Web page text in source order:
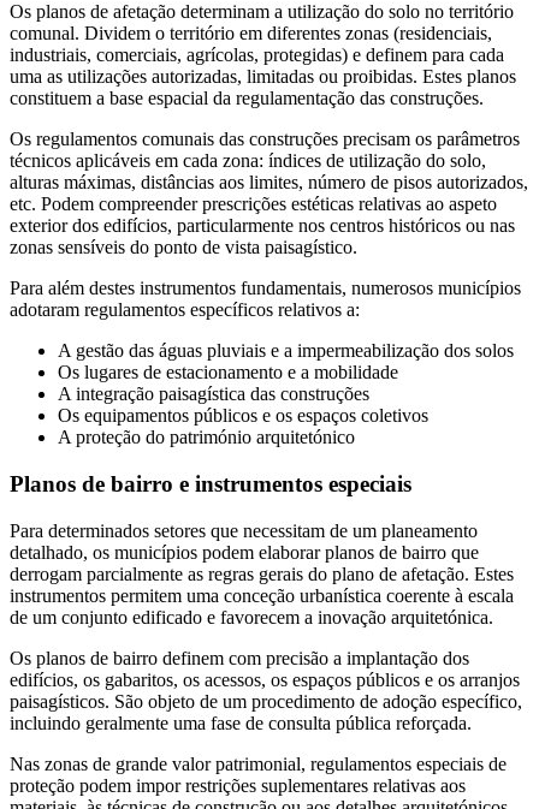
Os planos de afetação determinam a utilização do solo no território
comunal. Dividem o território em diferentes zonas (residenciais,
industriais, comerciais, agrícolas, protegidas) e definem para cada
uma as utilizações autorizadas, limitadas ou proibidas. Estes planos
constituem a base espacial da regulamentação das construções.
Os regulamentos comunais das construções precisam os parâmetros
técnicos aplicáveis em cada zona: índices de utilização do solo,
alturas máximas, distâncias aos limites, número de pisos autorizados,
etc. Podem compreender prescrições estéticas relativas ao aspeto
exterior dos edifícios, particularmente nos centros históricos ou nas
zonas sensíveis do ponto de vista paisagístico.
Para além destes instrumentos fundamentais, numerosos municípios
adotaram regulamentos específicos relativos a:
A gestão das águas pluviais e a impermeabilização dos solos
Os lugares de estacionamento e a mobilidade
A integração paisagística das construções
Os equipamentos públicos e os espaços coletivos
A proteção do património arquitetónico
Planos de bairro e instrumentos especiais
Para determinados setores que necessitam de um planeamento
detalhado, os municípios podem elaborar planos de bairro que
derrogam parcialmente as regras gerais do plano de afetação. Estes
instrumentos permitem uma conceção urbanística coerente à escala
de um conjunto edificado e favorecem a inovação arquitetónica.
Os planos de bairro definem com precisão a implantação dos
edifícios, os gabaritos, os acessos, os espaços públicos e os arranjos
paisagísticos. São objeto de um procedimento de adoção específico,
incluindo geralmente uma fase de consulta pública reforçada.
Nas zonas de grande valor patrimonial, regulamentos especiais de
proteção podem impor restrições suplementares relativas aos